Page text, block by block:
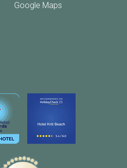
Google Maps